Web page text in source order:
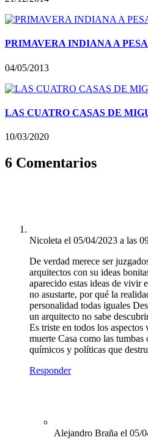
PRIMAVERA INDIANA A
04/05/2013
LAS CUATRO CASAS DE
10/03/2020
6 Comentarios
Nicoleta el 05/04/2023 a las
De verdad merece ser
arquitectos con su ideas
aparecido estas ideas de vivir
no asustarte, por qué la
personalidad todas iguales
un arquitecto no sabe
Es triste en todos los
muerte Casa como las
químicos y políticas que
Responder
Alejandro Braña el 05/